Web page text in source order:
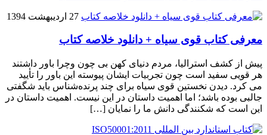
27 اردیبهشت 1394
معرفی کتاب قوی سیاه + دانلود خلاصه کتاب
پیش از کشف استرالیا، مردم دنیاى کهن بی چون وچرا باور داشتند
هر قویى سفید است چون تجربیات ایشان پیوسته این باور را تأیید
می کرد. دیدن نخستین قوى سیاه براى چند پرنده‌شناس باید شگفتى
جالبى بوده باشد؛ اما اهمیت داستان در این نیست. اهمیت داستان در
این است که شکنندگى دانش ما را نمایان […]